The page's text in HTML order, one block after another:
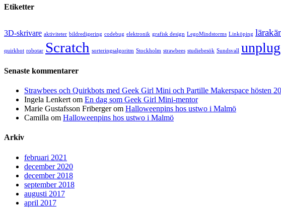
Etiketter
3D-skrivare aktiviteter bildredigering codebug elektronik grafisk design LegoMindstorms Linköping
quirkbot robotar Scratch sorteringsalgoritm Stockholm strawbees studiebesök Sundsvall
Senaste kommentarer
Strawbees och Quirkbots med Geek Girl Mini och Partille Makerspace hösten
Ingela Lenkert om En dag som Geek Girl Mini-mentor
Marie Gustafsson Fribergerom Halloweenpins hos ustwo i Malmö
Camilla om Halloweenpins hos ustwo i Malmö
Arkiv
februari 2021
december 2020
december 2018
september 2018
augusti 2017
april 2017